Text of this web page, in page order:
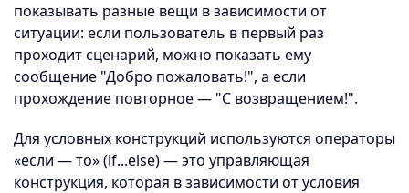
показывать разные вещи в зависимости от
ситуации: если пользователь в первый раз
проходит сценарий, можно показать ему
сообщение "Добро пожаловать!", а если
прохождение повторное — "С возвращением!".
Для условных конструкций используются операторы
«если — то» (if...else) — это управляющая
конструкция, которая в зависимости от условия